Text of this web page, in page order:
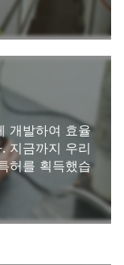
개발하여 효율
지금까지 우리
허를 획득했습